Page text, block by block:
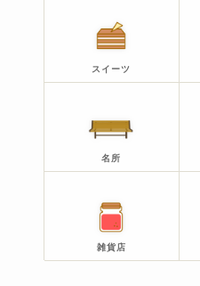
スイーツ
名所
雑貨店